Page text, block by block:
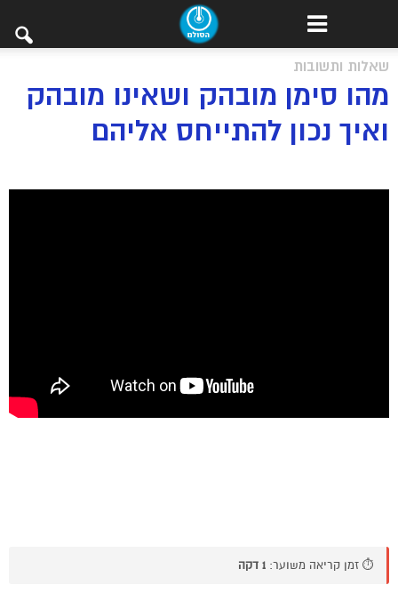
שאלות ותשובות
מהו סימן מובהק ושאינו מובהק
ואיך נכון להתייחס אליהם
⏱️ זמן קריאה משוער: 1 דקה